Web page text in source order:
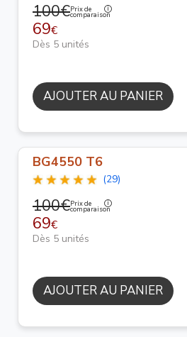
100€Prix de
comparaison
69€
Dès 5 unités
AJOUTER AU PANIER
BG4550 T6
(29)
100€Prix de
comparaison
69€
Dès 5 unités
AJOUTER AU PANIER